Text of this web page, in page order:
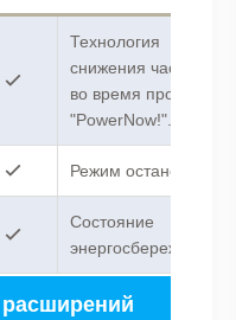
Технология
снижения частоты
во время простоя
"PowerNow!".
Режим остановки.
Состояние
энергосбережения.